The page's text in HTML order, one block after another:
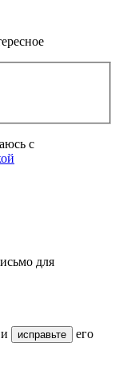
с
для
исправьте
его